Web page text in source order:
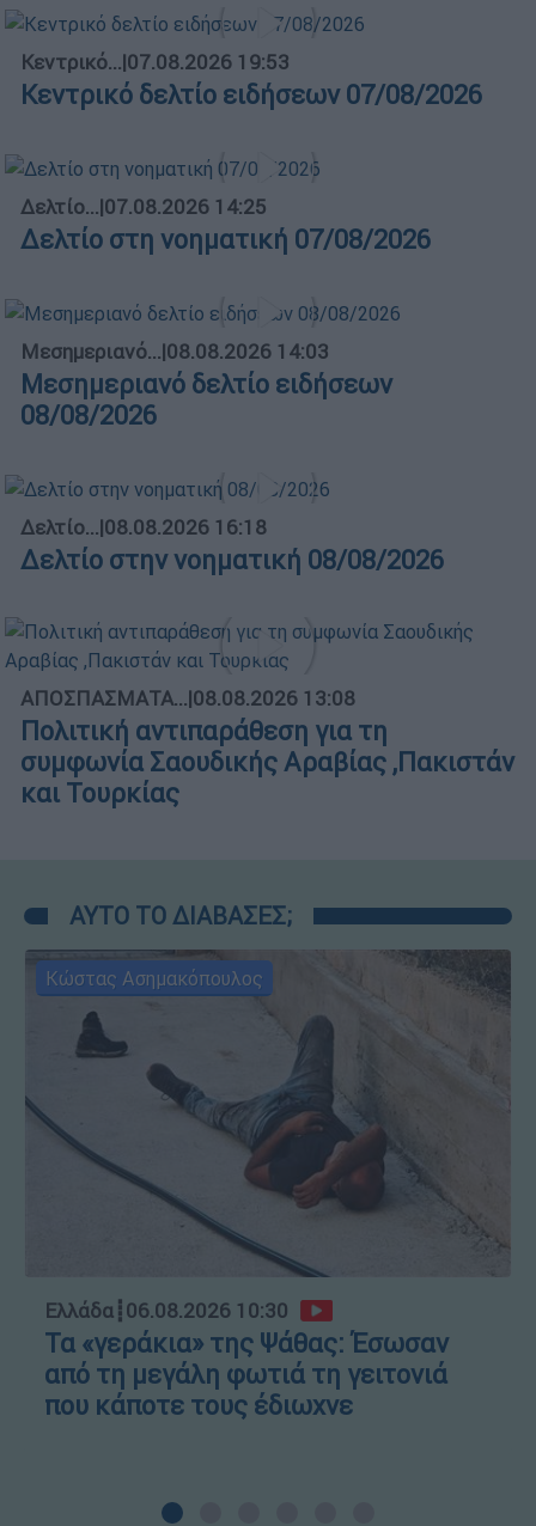
Κεντρικό...|07.08.2026 19:53
Κεντρικό δελτίο ειδήσεων 07/08/2026
Δελτίο...|07.08.2026 14:25
Δελτίο στη νοηματική 07/08/2026
Μεσημεριανό...|08.08.2026 14:03
Μεσημεριανό δελτίο ειδήσεων
08/08/2026
Δελτίο...|08.08.2026 16:18
Δελτίο στην νοηματική 08/08/2026
ΑΠΟΣΠΑΣΜΑΤΑ...|08.08.2026 13:08
Πολιτική αντιπαράθεση για τη
συμφωνία Σαουδικής Αραβίας ,Πακιστάν
και Τουρκίας
ΑΥΤΟ ΤΟ ΔΙΑΒΑΣΕΣ;
Κώστας Ασημακόπουλος
Ελλάδα┋06.08.2026 10:30
Τα «γεράκια» της Ψάθας: Έσωσαν
από τη μεγάλη φωτιά τη γειτονιά
που κάποτε τους έδιωχνε